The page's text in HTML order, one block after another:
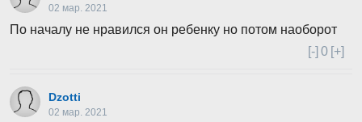
02 мар. 2021
По началу не нравился он ребенку но потом наоборот
[-] 0 [+]
Dzotti
02 мар. 2021